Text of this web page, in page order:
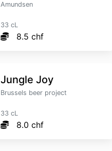
Amundsen
33 cL
8.5 chf
Jungle Joy
Brussels beer project
33 cL
8.0 chf